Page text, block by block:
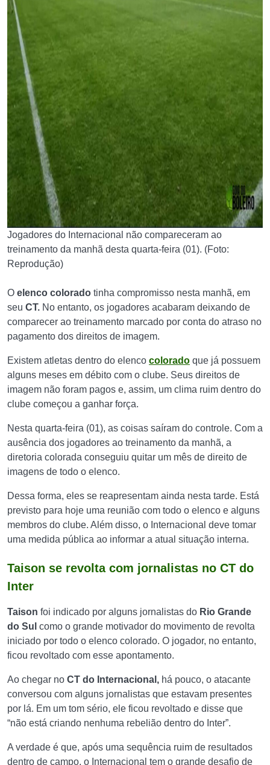
Jogadores do Internacional não compareceram ao
treinamento da manhã desta quarta-feira (01). (Foto:
Reprodução)
O elenco colorado tinha compromisso nesta manhã, em
seu CT. No entanto, os jogadores acabaram deixando de
comparecer ao treinamento marcado por conta do atraso no
pagamento dos direitos de imagem.
Existem atletas dentro do elenco colorado que já possuem
alguns meses em débito com o clube. Seus direitos de
imagem não foram pagos e, assim, um clima ruim dentro do
clube começou a ganhar força.
Nesta quarta-feira (01), as coisas saíram do controle. Com a
ausência dos jogadores ao treinamento da manhã, a
diretoria colorada conseguiu quitar um mês de direito de
imagens de todo o elenco.
Dessa forma, eles se reapresentam ainda nesta tarde. Está
previsto para hoje uma reunião com todo o elenco e alguns
membros do clube. Além disso, o Internacional deve tomar
uma medida pública ao informar a atual situação interna.
Taison se revolta com jornalistas no CT do
Inter
Taison foi indicado por alguns jornalistas do Rio Grande
do Sul como o grande motivador do movimento de revolta
iniciado por todo o elenco colorado. O jogador, no entanto,
ficou revoltado com esse apontamento.
Ao chegar no CT do Internacional, há pouco, o atacante
conversou com alguns jornalistas que estavam presentes
por lá. Em um tom sério, ele ficou revoltado e disse que
“não está criando nenhuma rebelião dentro do Inter”.
A verdade é que, após uma sequência ruim de resultados
dentro de campo, o Internacional tem o grande desafio de